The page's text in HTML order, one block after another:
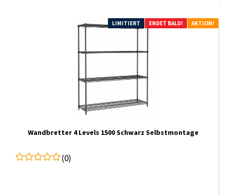
LIMITIERT ENDET BALD! AKTION!
Wandbretter 4 Levels 1500 Schwarz Selbstmontage
(0)